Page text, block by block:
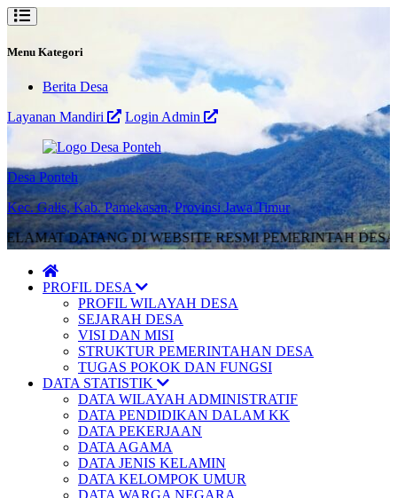
Menu Kategori
Berita Desa
Layanan Mandiri
Login Admin
Desa Ponteh
Kec. Galis, Kab. Pamekasan, Provinsi Jawa Timur
DATANG DI WEBSITE RESMI PEMERINTAH DESA
PROFIL DESA
PROFIL WILAYAH DESA
SEJARAH DESA
VISI DAN MISI
STRUKTUR PEMERINTAHAN DESA
TUGAS POKOK DAN FUNGSI
DATA STATISTIK
DATA WILAYAH ADMINISTRATIF
DATA PENDIDIKAN DALAM KK
DATA PEKERJAAN
DATA AGAMA
DATA JENIS KELAMIN
DATA KELOMPOK UMUR